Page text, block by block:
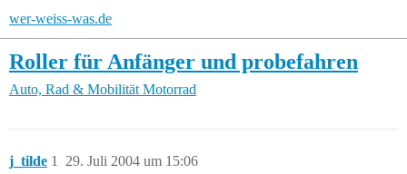
wer-weiss-was.de
Roller für Anfänger und probefahren
Auto, Rad & Mobilität Motorrad
j_tilde 29. Juli 2004 um 15:06
1